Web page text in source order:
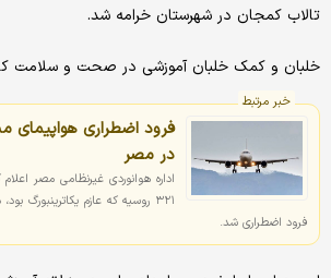
تالاب کمجان در شهرستان خرامه شد.
خلبان و کمک خلبان آموزشی در صحت و سلامت
خبر مرتبط
فرود اضطراری هواپیمای
در مصر
اداره هوانوردی غیرنظامی مصر
۳۲۱ روسیه که عازم یکاترینبورگ
فرود اضطراری شد.